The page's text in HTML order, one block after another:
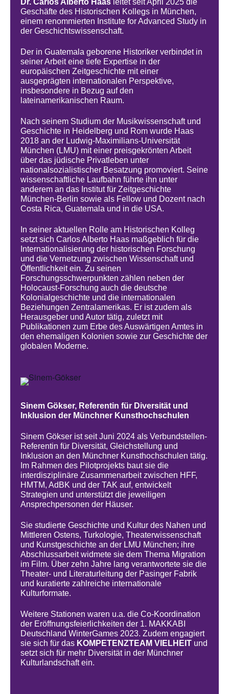
Dr. Carlos Alberto Haas leitet seit April 2025 die
Geschäfte des Historischen Kollegs in München,
einem renommierten Institute for Advanced Study in
der Geschichtswissenschaft.
Der in Guatemala geborene Historiker verbindet in
seiner Arbeit eine tiefe Expertise in der
europäischen Zeitgeschichte mit einer
ausgeprägten internationalen Perspektive,
insbesondere in Bezug auf den
lateinamerikanischen Raum.
Nach seinem Studium der Musikwissenschaft und
Geschichte in Heidelberg und Rom wurde Haas
2018 an der Ludwig-Maximilians-Universität
München (LMU) mit einer preisgekrönten Arbeit
über das jüdische Privatleben unter
nationalsozialistischer Besatzung promoviert. Seine
wissenschaftliche Laufbahn führte ihn unter
anderem an das Institut für Zeitgeschichte
München-Berlin sowie als Fellow und Dozent nach
Costa Rica, Guatemala und in die USA.
In seiner aktuellen Rolle am Historischen Kolleg
setzt sich Carlos Alberto Haas maßgeblich für die
Internationalisierung der historischen Forschung
und die Vernetzung zwischen Wissenschaft und
Öffentlichkeit ein. Zu seinen
Forschungsschwerpunkten zählen neben der
Holocaust-Forschung auch die deutsche
Kolonialgeschichte und die internationalen
Beziehungen Zentralamerikas. Er ist zudem als
Herausgeber und Autor tätig, zuletzt mit
Publikationen zum Erbe des Auswärtigen Amtes in
den ehemaligen Kolonien sowie zur Geschichte der
globalen Moderne.
Sinem Gökser, Referentin für Diversität und
Inklusion der Münchner Kunsthochschulen
Sinem Gökser ist seit Juni 2024 als Verbundstellen-
Referentin für Diversität, Gleichstellung und
Inklusion an den Münchner Kunsthochschulen tätig.
Im Rahmen des Pilotprojekts baut sie die
interdisziplinäre Zusammenarbeit zwischen HFF,
HMTM, AdBK und der TAK auf, entwickelt
Strategien und unterstützt die jeweiligen
Ansprechpersonen der Häuser.
Sie studierte Geschichte und Kultur des Nahen und
Mittleren Ostens, Turkologie, Theaterwissenschaft
und Kunstgeschichte an der LMU München; ihre
Abschlussarbeit widmete sie dem Thema Migration
im Film. Über zehn Jahre lang verantwortete sie die
Theater- und Literaturleitung der Pasinger Fabrik
und kuratierte zahlreiche internationale
Kulturformate.
Weitere Stationen waren u.a. die Co-Koordination
der Eröffnungsfeierlichkeiten der 1. MAKKABI
Deutschland WinterGames 2023. Zudem engagiert
sie sich für das KOMPETENZTEAM VIELHEIT und
setzt sich für mehr Diversität in der Münchner
Kulturlandschaft ein.